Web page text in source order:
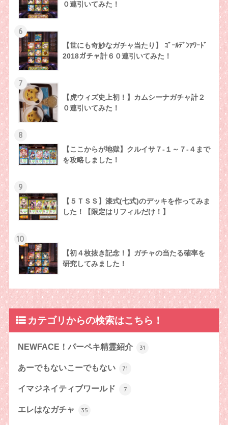
０連引いてみた！
6
【世にも奇妙なガチャ当たり】 ｺﾞｰﾙﾃﾞﾝｱﾜｰﾄﾞ
2018ガチャ計６０連引いてみた！
7
【虎ウィズ史上初！】カムシーナガチャ計２
０連引いてみた！
8
【ここからが地獄】クルイサ７-１～７-４まで
を攻略しました！
9
【５ＴＳＳ】漆式(七式)のデッキを作ってみま
した！【限定はリフィルだけ！】
10
【初４枚抜き記念！】ガチャの当たる確率を
研究してみました！
カテゴリからの検索はこちら！
NEWFACE！パーペキ精霊紹介 31
あーでもないこーでもない 71
イマジネイティブワールド 7
エレはなガチャ 35